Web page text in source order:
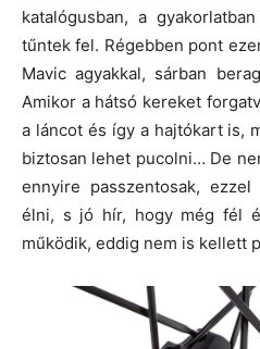
katalógusban, a
tűntek fel. Régebben pont
Mavic agyakkal, sárban
Amikor a hátsó kereket
a láncot és így a hajtókart is,
biztosan lehet pucolni… De
ennyire passzentosak,
élni, s jó hír, hogy még fél
működik, eddig nem is kellett